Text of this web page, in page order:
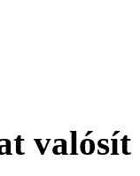
valósít